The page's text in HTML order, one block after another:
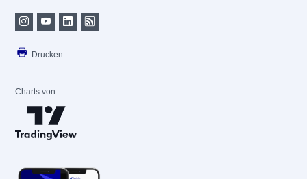
Drucken
Charts von